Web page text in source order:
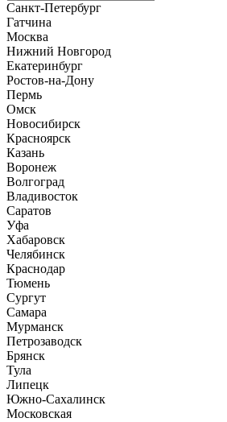
Санкт-Петербург
Гатчина
Москва
Нижний Новгород
Екатеринбург
Ростов-на-Дону
Пермь
Омск
Новосибирск
Красноярск
Казань
Воронеж
Волгоград
Владивосток
Саратов
Уфа
Хабаровск
Челябинск
Краснодар
Тюмень
Сургут
Самара
Мурманск
Петрозаводск
Брянск
Тула
Липецк
Южно-Сахалинск
Московская